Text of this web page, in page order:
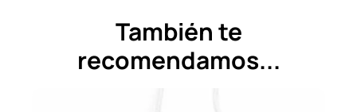
También te
recomendamos...